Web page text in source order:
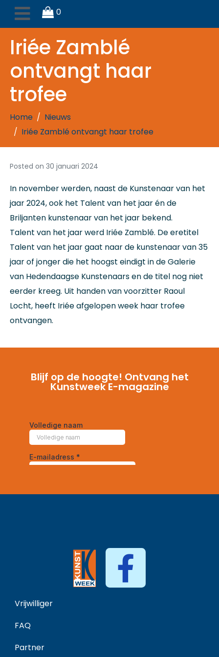
0
Iriée Zamblé
ontvangt haar
trofee
Home
Nieuws
Iriée Zamblé ontvangt haar trofee
Posted on 30 januari 2024
In november werden, naast de Kunstenaar van het
jaar 2024, ook het Talent van het jaar én de
Briljanten kunstenaar van het jaar bekend.
Talent van het jaar werd Iriée Zamblé. De eretitel
Talent van het jaar gaat naar de kunstenaar van 35
jaar of jonger die het hoogst eindigt in de Galerie
van Hedendaagse Kunstenaars en de titel nog niet
eerder kreeg. Uit handen van voorzitter Raoul
Locht, heeft Iriée afgelopen week haar trofee
ontvangen.
Blijf op de hoogte! Ontvang het
Kunstweek E-magazine
Vrijwilliger
FAQ
Partner